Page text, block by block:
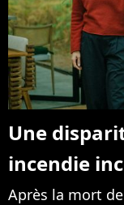
Une
incendie
Après la mort